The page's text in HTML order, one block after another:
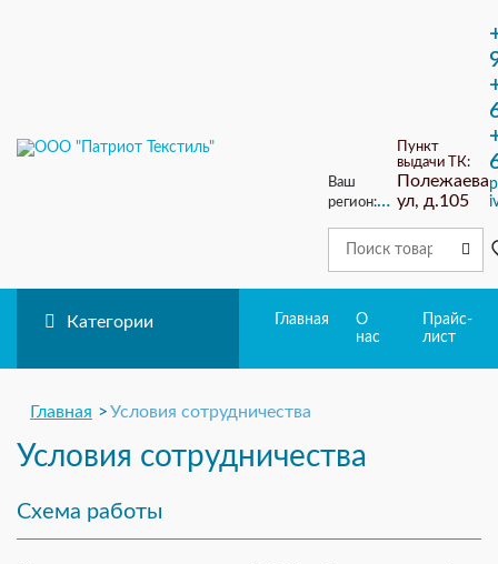
Ваш
регион:
Пункт
выдачи ТК:
Полежаева
ул, д.105
Категории Главная
О
нас
Прайс-
лист
Главная Условия сотрудничества
Условия сотрудничества
Схема работы
ЗАКАЗ